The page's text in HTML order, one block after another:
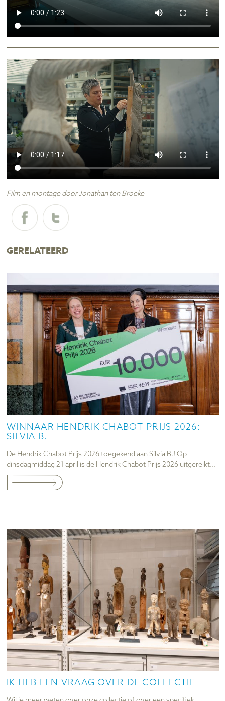
Film en montage door Jonathan ten Broeke
GERELATEERD
WINNAAR HENDRIK CHABOT PRIJS 2026:
SILVIA B.
De Hendrik Chabot Prijs 2026 toegekend aan Silvia B.! Op
dinsdagmiddag 21 april is de Hendrik Chabot Prijs 2026 uitgereikt...
IK HEB EEN VRAAG OVER DE COLLECTIE